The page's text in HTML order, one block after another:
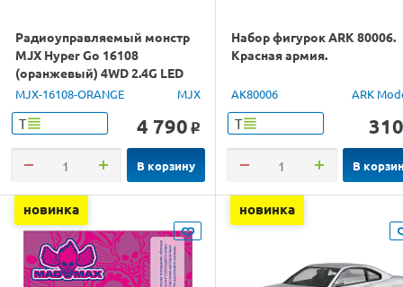
Радиоуправляемый монстр
MJX Hyper Go 16108
(оранжевый) 4WD 2.4G LED
1/16 RTR
MJX-16108-ORANGE MJX
Т 4 790 o
В корзину
Набор фигурок ARK 80006.
Красная армия.
AK80006 ARK
Т 310
В
новинка новинка